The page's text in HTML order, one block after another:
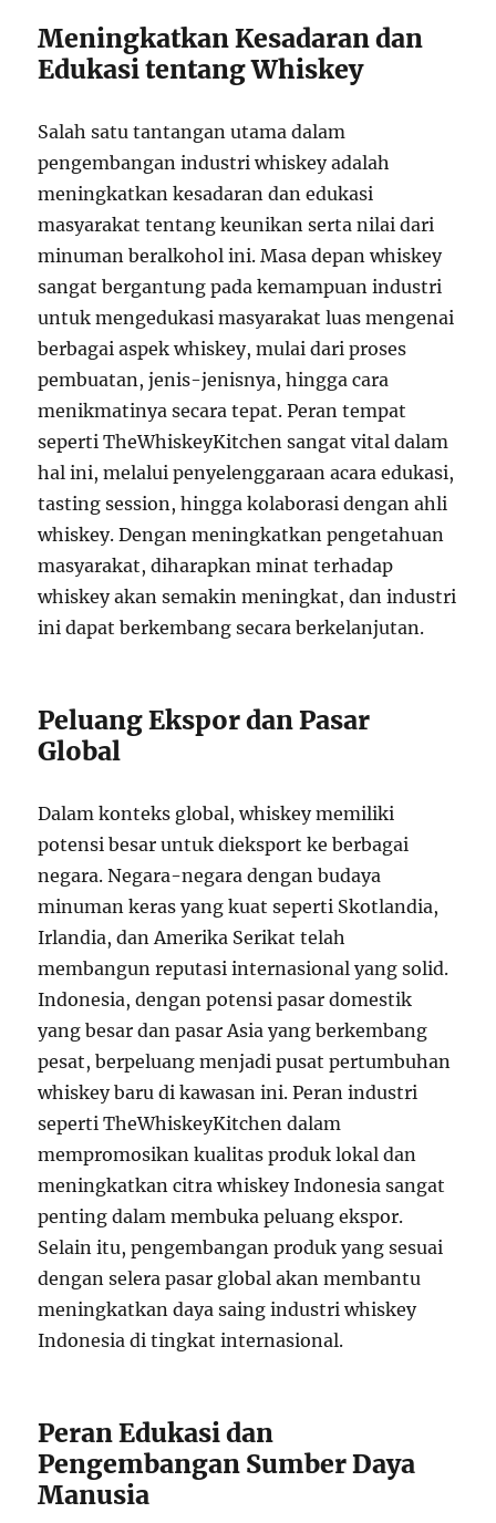
Meningkatkan Kesadaran dan
Edukasi tentang Whiskey
Salah satu tantangan utama dalam
pengembangan industri whiskey adalah
meningkatkan kesadaran dan edukasi
masyarakat tentang keunikan serta nilai dari
minuman beralkohol ini. Masa depan whiskey
sangat bergantung pada kemampuan industri
untuk mengedukasi masyarakat luas mengenai
berbagai aspek whiskey, mulai dari proses
pembuatan, jenis-jenisnya, hingga cara
menikmatinya secara tepat. Peran tempat
seperti TheWhiskeyKitchen sangat vital dalam
hal ini, melalui penyelenggaraan acara edukasi,
tasting session, hingga kolaborasi dengan ahli
whiskey. Dengan meningkatkan pengetahuan
masyarakat, diharapkan minat terhadap
whiskey akan semakin meningkat, dan industri
ini dapat berkembang secara berkelanjutan.
Peluang Ekspor dan Pasar
Global
Dalam konteks global, whiskey memiliki
potensi besar untuk dieksport ke berbagai
negara. Negara-negara dengan budaya
minuman keras yang kuat seperti Skotlandia,
Irlandia, dan Amerika Serikat telah
membangun reputasi internasional yang solid.
Indonesia, dengan potensi pasar domestik
yang besar dan pasar Asia yang berkembang
pesat, berpeluang menjadi pusat pertumbuhan
whiskey baru di kawasan ini. Peran industri
seperti TheWhiskeyKitchen dalam
mempromosikan kualitas produk lokal dan
meningkatkan citra whiskey Indonesia sangat
penting dalam membuka peluang ekspor.
Selain itu, pengembangan produk yang sesuai
dengan selera pasar global akan membantu
meningkatkan daya saing industri whiskey
Indonesia di tingkat internasional.
Peran Edukasi dan
Pengembangan Sumber Daya
Manusia